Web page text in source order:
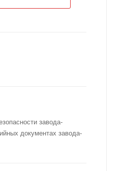
завода-
документах завода-